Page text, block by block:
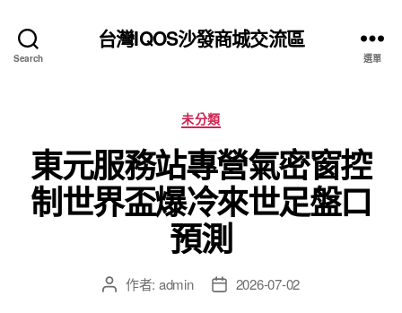
Search
台灣IQOS沙發商城交流區
選單
分
類
未分類
東元服務站專營氣密窗控
制世界盃爆冷來世足盤口
預測
文 作者: admin
文 2026-07-02